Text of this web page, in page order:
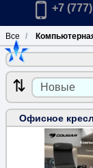
ГлавнаяПозвонить
+7
Все
Офисное